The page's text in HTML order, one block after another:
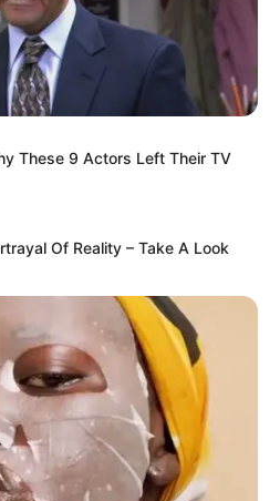
These 9 Actors Left Their TV
Of Reality – Take A Look